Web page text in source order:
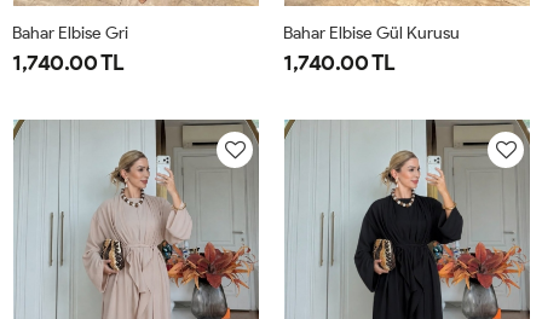
40
42-
44
Bahar Elbise Gri
1,740.00 TL
40
42-
44
Bahar Elbise Gül Kurusu
1,740.00 TL